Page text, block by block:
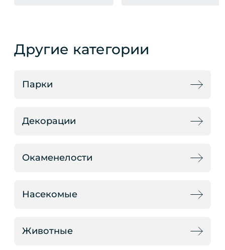
Другие категории
Парки
Декорации
Окаменелости
Насекомые
Животные